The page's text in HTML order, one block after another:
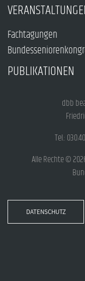
Fachtagungen
PUBLIKATIONEN
dbb
Tel.:
Alle Rechte ©
DATENSCHUTZ